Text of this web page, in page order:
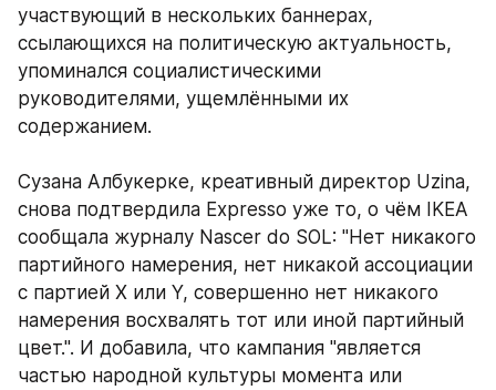
участвующий в нескольких баннерах,
ссылающихся на политическую актуальность,
упоминался социалистическими
руководителями, ущемлёнными их
содержанием.
Сузана Албукерке, креативный директор Uzina,
снова подтвердила Expresso уже то, о чём IKEA
сообщала журналу Nascer do SOL: "Нет никакого
партийного намерения, нет никакой ассоциации
с партией X или Y, совершенно нет никакого
намерения восхвалять тот или иной партийный
цвет.". И добавила, что кампания "является
частью народной культуры момента или